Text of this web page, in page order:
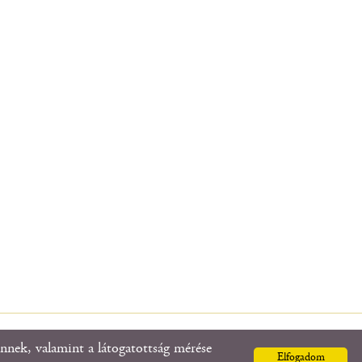
Elfogadom
valamint a látogatottság mérése